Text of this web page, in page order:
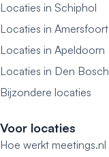
Locaties in Schiphol
Locaties in Amersfoort
Locaties in Apeldoorn
Locaties in Den Bosch
Bijzondere locaties
Voor locaties
Hoe werkt meetings.nl